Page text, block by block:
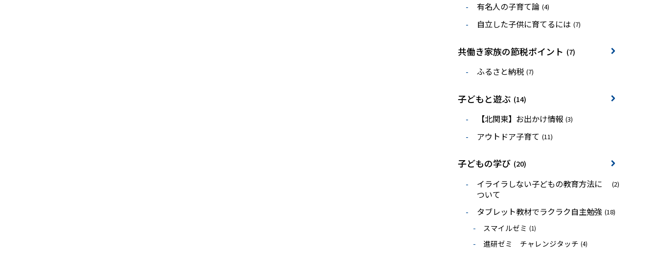
有名人の子育て論 (4)
自立した子供に育てるには (7)
共働き家族の節税ポイント (7)
ふるさと納税 (7)
子どもと遊ぶ (14)
【北関東】お出かけ情報 (3)
アウトドア子育て (11)
子どもの学び (20)
イライラしない子どもの教育方法に
ついて
(2)
タブレット教材でラクラク自主勉強 (18)
スマイルゼミ (1)
進研ゼミ チャレンジタッチ (4)